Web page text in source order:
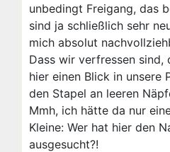
unbedingt Freigang, das
sind ja schließlich sehr
mich absolut
Dass wir verfressen sind,
hier einen Blick in unsere
den Stapel an leeren
Mmh, ich hätte da nur
Kleine: Wer hat hier den
ausgesucht?!